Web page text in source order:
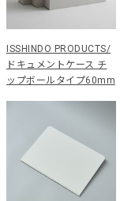
ISSHINDO PRODUCTS/
ドキュメントケース チ
ップボールタイプ60mm